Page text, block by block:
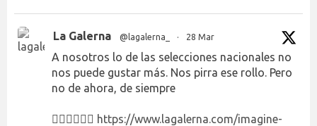
La Galerna @lagalerna_ · 28 Mar
A nosotros lo de las selecciones nacionales no
nos puede gustar más. Nos pirra ese rollo. Pero
no de ahora, de siempre
👉🏻👉🏻👉🏻 https://www.lagalerna.com/imagine-